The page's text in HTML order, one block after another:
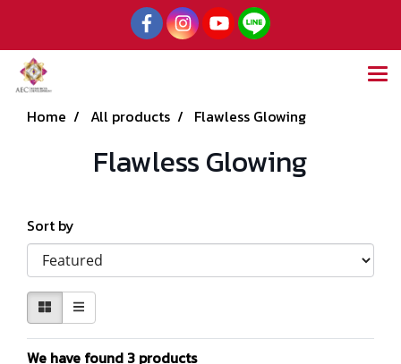
Home All products Flawless Glowing
Flawless Glowing
Sort by
We have found 3 products